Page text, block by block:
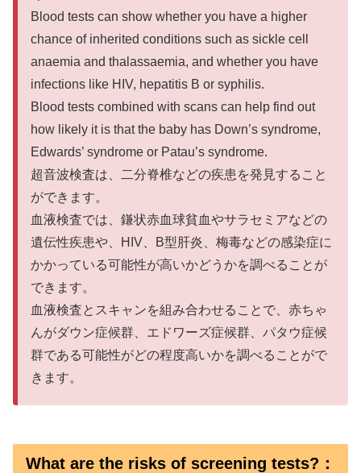
Blood tests can show whether you have a higher
chance of inherited conditions such as sickle cell
anaemia and thalassaemia, and whether you have
infections like HIV, hepatitis B or syphilis.
Blood tests combined with scans can help find out
how likely it is that the baby has Down’s syndrome,
Edwards’ syndrome or Patau’s syndrome.
超音波検査は、二分脊椎などの疾患を発見すること
ができます。
血液検査では、鎌状赤血球貧血やサラセミアなどの
遺伝性疾患や、HIV、B型肝炎、梅毒などの感染症に
かかっている可能性が高いかどうかを調べることが
できます。
血液検査とスキャンを組み合わせることで、赤ちゃ
んがダウン症候群、エドワーズ症候群、パタウ症候
群である可能性がどの程度高いかを調べることがで
きます。
What are the risks of screening tests?：